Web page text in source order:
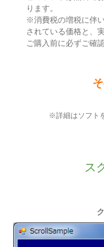
ります。
※消費税の増税に伴
されている価格と、
ご購入前に必ずご確
※詳細はソフト
ス